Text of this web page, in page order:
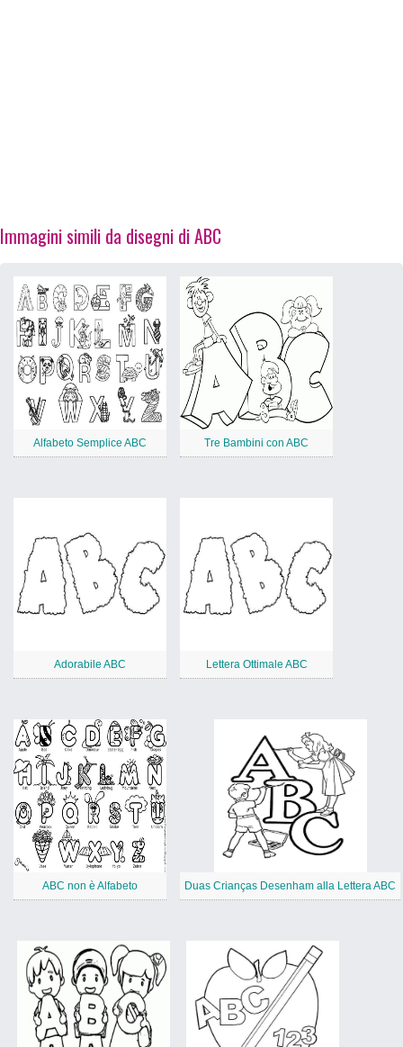
Immagini simili da disegni di ABC
Alfabeto Semplice ABC Tre Bambini con ABC
Adorabile ABC Lettera Ottimale ABC
ABC non è Alfabeto Duas Crianças Desenham alla Lettera ABC